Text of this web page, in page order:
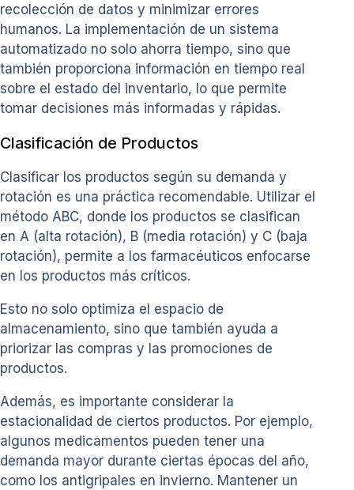
recolección de datos y minimizar errores
humanos. La implementación de un sistema
automatizado no solo ahorra tiempo, sino que
también proporciona información en tiempo real
sobre el estado del inventario, lo que permite
tomar decisiones más informadas y rápidas.
Clasificación de Productos
Clasificar los productos según su demanda y
rotación es una práctica recomendable. Utilizar el
método ABC, donde los productos se clasifican
en A (alta rotación), B (media rotación) y C (baja
rotación), permite a los farmacéuticos enfocarse
en los productos más críticos.
Esto no solo optimiza el espacio de
almacenamiento, sino que también ayuda a
priorizar las compras y las promociones de
productos.
Además, es importante considerar la
estacionalidad de ciertos productos. Por ejemplo,
algunos medicamentos pueden tener una
demanda mayor durante ciertas épocas del año,
como los antigripales en invierno. Mantener un